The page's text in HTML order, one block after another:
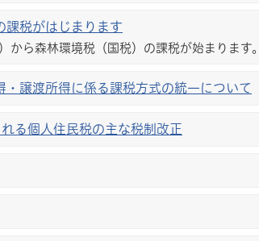
課税がはじまります
から森林環境税（国税）の課税が始まります。
・譲渡所得に係る課税方式の統一について
る個人住民税の主な税制改正